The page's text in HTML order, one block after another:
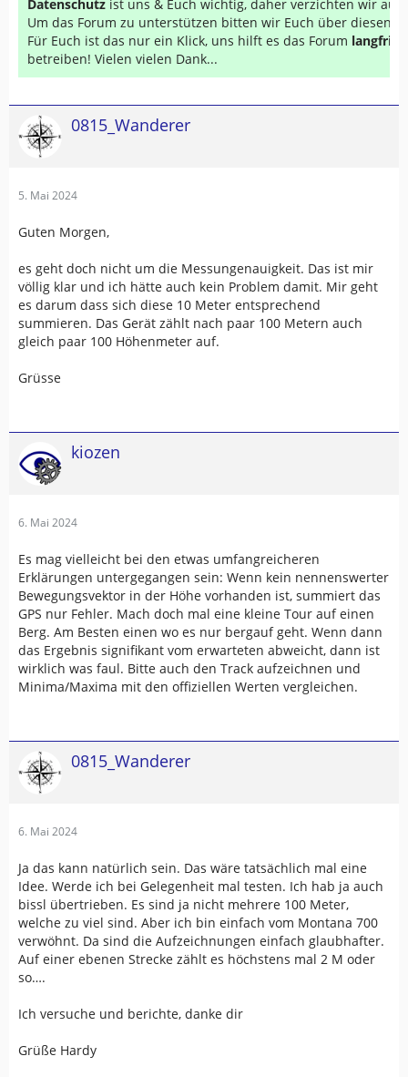
Datenschutz ist uns & Euch wichtig, daher verzichten wir auf
Um das Forum zu unterstützen bitten wir Euch über diesen
Für Euch ist das nur ein Klick, uns hilft es das Forum
betreiben! Vielen vielen Dank...
0815_Wanderer
5. Mai 2024
Guten Morgen,
es geht doch nicht um die Messungenauigkeit. Das ist mir
völlig klar und ich hätte auch kein Problem damit. Mir geht
es darum dass sich diese 10 Meter entsprechend
summieren. Das Gerät zählt nach paar 100 Metern auch
gleich paar 100 Höhenmeter auf.
Grüsse
kiozen
6. Mai 2024
Es mag vielleicht bei den etwas umfangreicheren
Erklärungen untergegangen sein: Wenn kein nennenswerter
Bewegungsvektor in der Höhe vorhanden ist, summiert das
GPS nur Fehler. Mach doch mal eine kleine Tour auf einen
Berg. Am Besten einen wo es nur bergauf geht. Wenn dann
das Ergebnis signifikant vom erwarteten abweicht, dann ist
wirklich was faul. Bitte auch den Track aufzeichnen und
Minima/Maxima mit den offiziellen Werten vergleichen.
0815_Wanderer
6. Mai 2024
Ja das kann natürlich sein. Das wäre tatsächlich mal eine
Idee. Werde ich bei Gelegenheit mal testen. Ich hab ja auch
bissl übertrieben. Es sind ja nicht mehrere 100 Meter,
welche zu viel sind. Aber ich bin einfach vom Montana 700
verwöhnt. Da sind die Aufzeichnungen einfach glaubhafter.
Auf einer ebenen Strecke zählt es höchstens mal 2 M oder
so….
Ich versuche und berichte, danke dir
Grüße Hardy